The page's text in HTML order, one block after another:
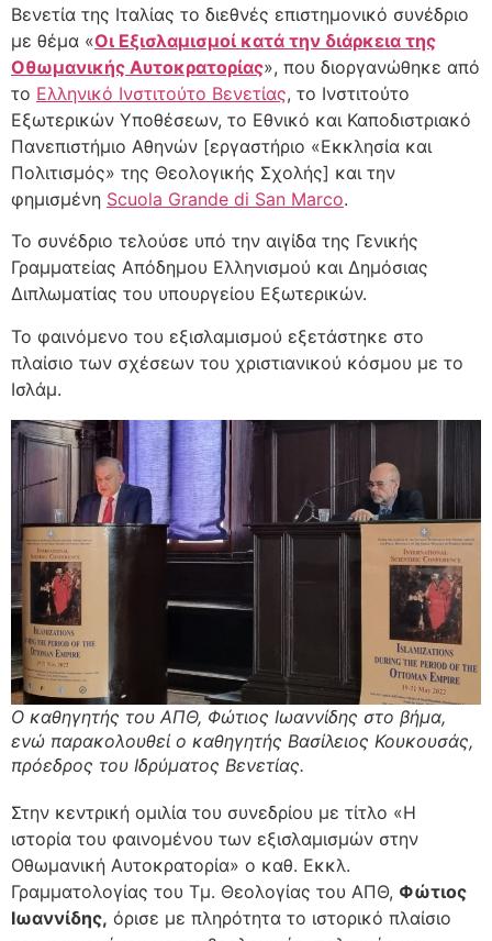
Βενετία της Ιταλίας το διεθνές επιστημονικό συνέδριο
με θέμα «Οι Εξισλαμισμοί κατά την διάρκεια της
Οθωμανικής Αυτοκρατορίας», που διοργανώθηκε από
το Ελληνικό Ινστιτούτο Βενετίας, το Ινστιτούτο
Εξωτερικών Υποθέσεων, το Εθνικό και Καποδιστριακό
Πανεπιστήμιο Αθηνών [εργαστήριο «Εκκλησία και
Πολιτισμός» της Θεολογικής Σχολής] και την
φημισμένη Scuola Grande di San Marco.
Το συνέδριο τελούσε υπό την αιγίδα της Γενικής
Γραμματείας Απόδημου Ελληνισμού και Δημόσιας
Διπλωματίας του υπουργείου Εξωτερικών.
Το φαινόμενο του εξισλαμισμού εξετάστηκε στο
πλαίσιο των σχέσεων του χριστιανικού κόσμου με το
Ισλάμ.
Ο καθηγητής του ΑΠΘ, Φώτιος Ιωαννίδης στο βήμα,
ενώ παρακολουθεί ο καθηγητής Βασίλειος Κουκουσάς,
πρόεδρος του Ιδρύματος Βενετίας.
Στην κεντρική ομιλία του συνεδρίου με τίτλο «Η
ιστορία του φαινομένου των εξισλαμισμών στην
Οθωμανική Αυτοκρατορία» ο καθ. Εκκλ.
Γραμματολογίας του Τμ. Θεολογίας του ΑΠΘ, Φώτιος
Ιωαννίδης, όρισε με πληρότητα το ιστορικό πλαίσιο